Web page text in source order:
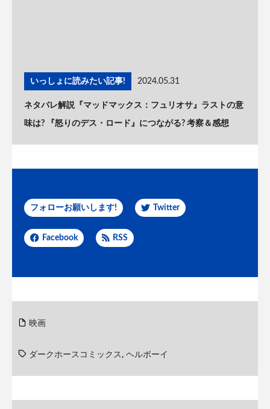
いっしょに読みたい記事! 2024.05.31
ネタバレ解説『マッドマックス：フュリオサ』ラストの意
味は? 『怒りのデス・ロード』につながる? 考察＆感想
フォローお願いします! Twitter
Facebook RSS
映画
ダークホースコミックス, ヘルボーイ